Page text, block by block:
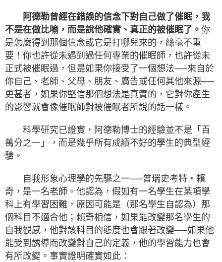
阿德勒曾經在錯誤的信念下對自己做了催眠，我
不是在做比喻，而是說他確實、真正的被催眠了。 你
是怎麼得到那個信念或它是打哪兒來的，絲毫不重
要！你也許從未遇到過任何專業的催眠師，也許從未
正式被催眠過，但是如果你接受了一個想法──來自於
你自己、老師、父母、朋友、廣告或任何其他來源──
更甚者，如果你堅信那個想法是真實的，它對你產生
的影響就會像催眠師對被催眠者所說的話一樣。
科學研究已證實，阿德勒博士的經驗並不是「百
萬分之一」，而是幾乎所有成績不好的學生的典型經
驗。
自我形象心理學的先驅之一──普瑞史考特‧賴
奇，是一名老師。他認為，假如有一名學生在某項學
科上有學習困難，原因可能是（那名學生自認為）那
個科目不適合他；賴奇相信，如果能改變那名學生的
自我觀感，他對該科目的態度也會跟著改變──如果他
能受到誘導而改變對自己的定義，他的學習能力也會
有所改變。事實證明確實如此：